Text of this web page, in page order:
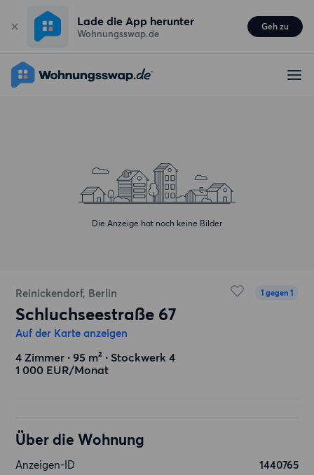
Lade die App herunter
Wohnungsswap.de
Geh zu
Die Anzeige hat noch keine Bilder
Reinickendorf, Berlin 1 gegen 1
Schluchseestraße 67
Auf der Karte anzeigen
4 Zimmer ∙ 95 m² ∙ Stockwerk 4
1 000 EUR/Monat
Über die Wohnung
Anzeigen-ID
1440765